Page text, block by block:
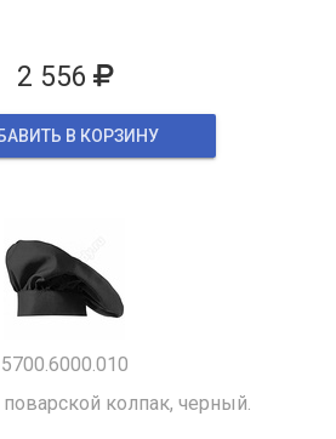
2 556
В КОРЗИНУ
5700.6000.010
колпак, черный.